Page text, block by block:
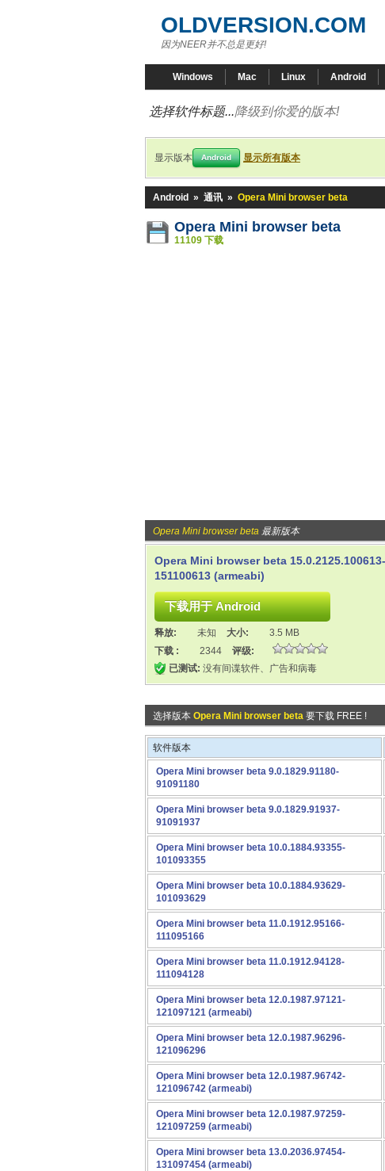
OLDVERSION.COM
因为NEER并不总是更好!
Windows Mac Linux Android
选择软件标题...降级到你爱的版本!
显示版本 Android 显示所有版本
Android » 通讯 » Opera Mini browser beta
Opera Mini browser beta
11109 下载
Opera Mini browser beta 最新版本
Opera Mini browser beta 15.0.2125.100613-
151100613 (armeabi)
释放: 未知 大小:
3.5 MB
下载 :
2344
评级:
已测试: 没有间谍软件、广告和病毒
选择版本 Opera Mini browser beta 要下载 FREE !
软件版本
Opera Mini browser beta 9.0.1829.91180-
91091180
Opera Mini browser beta 9.0.1829.91937-
91091937
Opera Mini browser beta 10.0.1884.93355-
101093355
Opera Mini browser beta 10.0.1884.93629-
101093629
Opera Mini browser beta 11.0.1912.95166-
111095166
Opera Mini browser beta 11.0.1912.94128-
111094128
Opera Mini browser beta 12.0.1987.97121-
121097121 (armeabi)
Opera Mini browser beta 12.0.1987.96296-
121096296
Opera Mini browser beta 12.0.1987.96742-
121096742 (armeabi)
Opera Mini browser beta 12.0.1987.97259-
121097259 (armeabi)
Opera Mini browser beta 13.0.2036.97454-
131097454 (armeabi)